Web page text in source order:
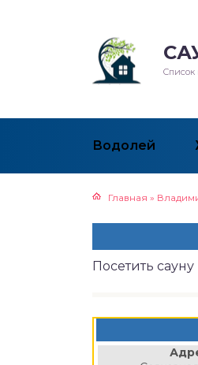
Список
Водолей
Главная »
Посетить